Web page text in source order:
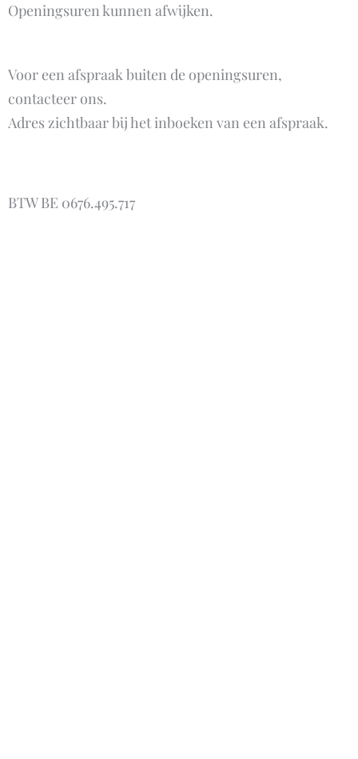
Openingsuren kunnen afwijken.
Voor een afspraak buiten de openingsuren,
contacteer ons.
Adres zichtbaar bij het inboeken van een afspraak.
BTW BE 0676.495.717